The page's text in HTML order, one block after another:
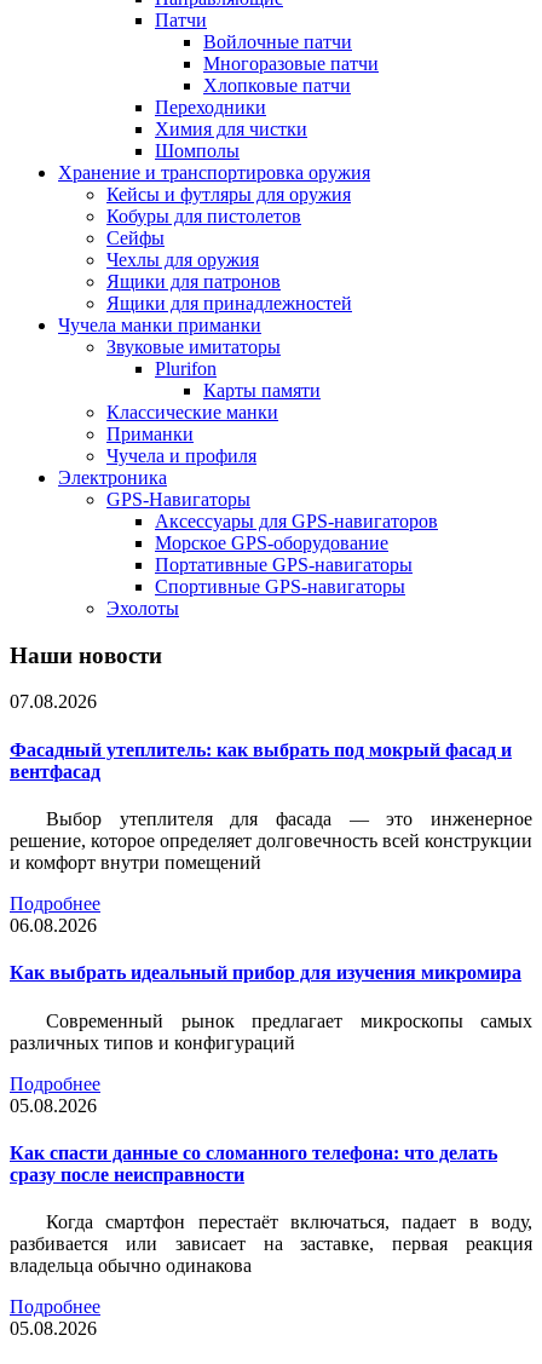
Патчи
Войлочные патчи
Многоразовые патчи
Хлопковые патчи
Переходники
Химия для чистки
Шомполы
Хранение и транспортировка оружия
Кейсы и футляры для оружия
Кобуры для пистолетов
Сейфы
Чехлы для оружия
Ящики для патронов
Ящики для принадлежностей
Чучела манки приманки
Звуковые имитаторы
Plurifon
Карты памяти
Классические манки
Приманки
Чучела и профиля
Электроника
GPS-Навигаторы
Аксессуары для GPS-навигаторов
Морское GPS-оборудование
Портативные GPS-навигаторы
Спортивные GPS-навигаторы
Эхолоты
Наши новости
07.08.2026
Фасадный утеплитель: как выбрать под мокрый фасад и
вентфасад
Выбор утеплителя для фасада — это инженерное
решение, которое определяет долговечность всей конструкции
и комфорт внутри помещений
Подробнее
06.08.2026
Как выбрать идеальный прибор для изучения микромира
Современный рынок предлагает микроскопы самых
различных типов и конфигураций
Подробнее
05.08.2026
Как спасти данные со сломанного телефона: что делать
сразу после неисправности
Когда смартфон перестаёт включаться, падает в воду,
разбивается или зависает на заставке, первая реакция
владельца обычно одинакова
Подробнее
05.08.2026